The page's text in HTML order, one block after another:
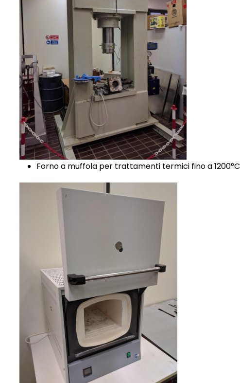
Forno a muffola per trattamenti termici fino a 1200°C